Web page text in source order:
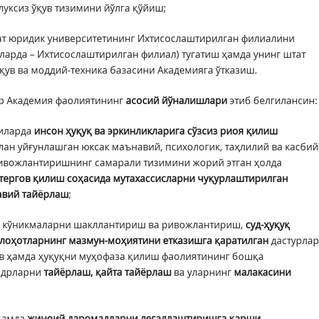
ўқув тизимини йўлга қўйиш;
юридик университетининг Ихтисослаштирилган филиалини
– Ихтисослаштирилган филиал) тугатиш ҳамда унинг штат
ва моддий-техника базасини Академияга ўтказиш.
Академия фаолиятинингасосий йўналишлариэтиб белгилансин:
инсон ҳуқуқ ва эркинликларига сўзсиз риоя қилиш
уйғунлашган юксак маънавий, психологик, таҳлилий ва касбий
самарали тизимини жорий этган ҳолда
қилиш соҳасида мутахассисларни чуқурлаштирилган
тайёрлаш;
кўникмаларни шакллантириш ва ривожлантириш, суд-ҳуқуқ
мазмун-моҳиятини етказишга қаратилгандастурлар
ҳамда ҳуқуқни муҳофаза қилиш фаолиятининг бошқа
тайёрлаш, қайта тайёрлаш ва уларнинг малакасини